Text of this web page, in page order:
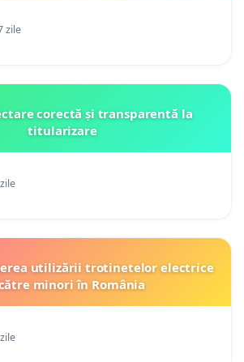
zile
corectă și transparentă la
titularizare
utilizării trotinetelor electrice
minori în România